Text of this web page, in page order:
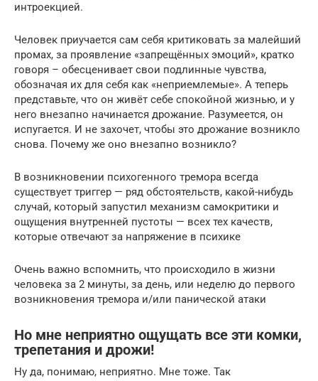
интроекцией.
Человек приучается сам себя критиковать за малейший
промах, за проявление «запрещённых эмоций», кратко
говоря – обесценивает свои подлинные чувства,
обозначая их для себя как «неприемлемые». А теперь
представьте, что он живёт себе спокойной жизнью, и у
него внезапно начинается дрожание. Разумеется, он
испугается. И не захочет, чтобы это дрожание возникло
снова. Почему же оно внезапно возникло?
В возникновении психогенного тремора всегда
существует триггер — ряд обстоятельств, какой-нибудь
случай, который запустил механизм самокритики и
ощущения внутренней пустоты — всех тех качеств,
которые отвечают за напряжение в психике
Очень важно вспомнить, что происходило в жизни
человека за 2 минуты, за день, или неделю до первого
возникновения тремора и/или панической атаки
Но мне неприятно ощущать все эти комки,
трепетания и дрожи!
Ну да, понимаю, неприятно. Мне тоже. Так